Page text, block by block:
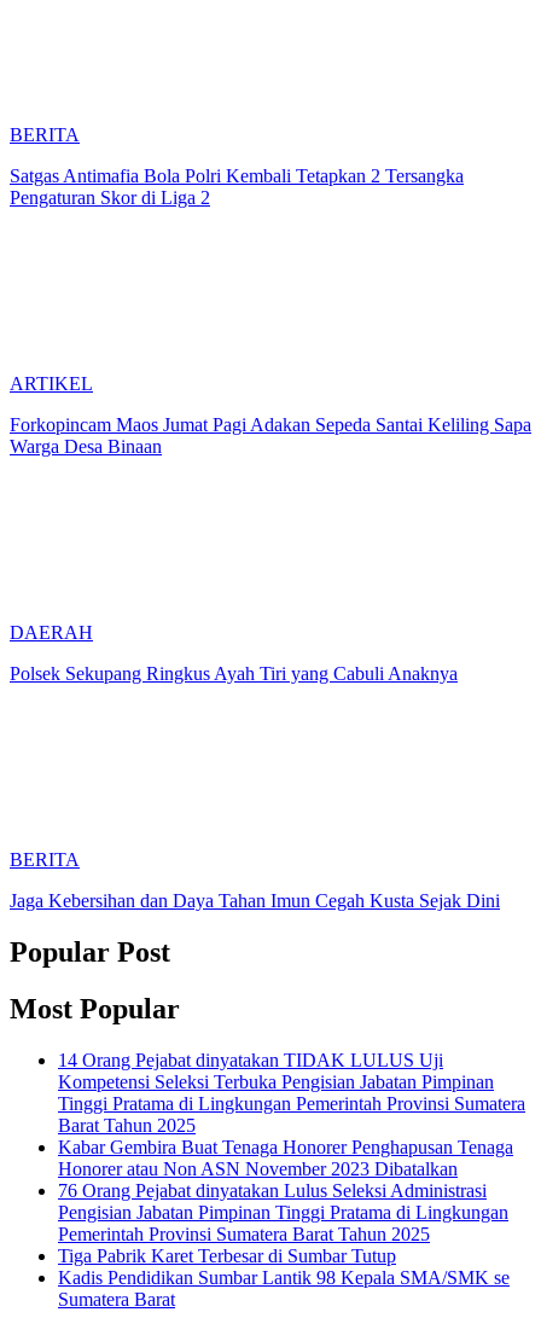
BERITA
Satgas Antimafia Bola Polri Kembali Tetapkan 2 Tersangka
Pengaturan Skor di Liga 2
ARTIKEL
Forkopincam Maos Jumat Pagi Adakan Sepeda Santai Keliling Sapa
Warga Desa Binaan
DAERAH
Polsek Sekupang Ringkus Ayah Tiri yang Cabuli Anaknya
BERITA
Jaga Kebersihan dan Daya Tahan Imun Cegah Kusta Sejak Dini
Popular Post
Most Popular
14 Orang Pejabat dinyatakan TIDAK LULUS Uji
Kompetensi Seleksi Terbuka Pengisian Jabatan Pimpinan
Tinggi Pratama di Lingkungan Pemerintah Provinsi Sumatera
Barat Tahun 2025
Kabar Gembira Buat Tenaga Honorer Penghapusan Tenaga
Honorer atau Non ASN November 2023 Dibatalkan
76 Orang Pejabat dinyatakan Lulus Seleksi Administrasi
Pengisian Jabatan Pimpinan Tinggi Pratama di Lingkungan
Pemerintah Provinsi Sumatera Barat Tahun 2025
Tiga Pabrik Karet Terbesar di Sumbar Tutup
Kadis Pendidikan Sumbar Lantik 98 Kepala SMA/SMK se
Sumatera Barat